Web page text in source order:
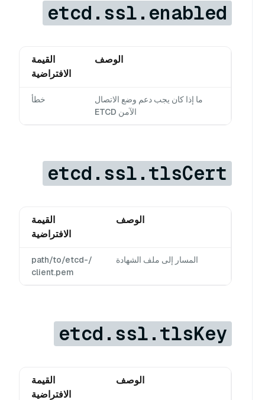
etcd.ssl.enabled
الوصف
القيمة
الافتراضية
ما إذا كان يجب دعم وضع الاتصال
الآمن ETCD
خطأ
etcd.ssl.tlsCert
الوصف
القيمة
الافتراضية
المسار إلى ملف الشهادة
/path/to/etcd-
client.pem
etcd.ssl.tlsKey
الوصف
القيمة
الافتراضية